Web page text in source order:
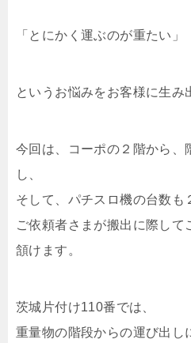
「とにかく運ぶのが重たい」
というお悩みをお客様に生み
今回は、コーポの２階から、
し、
そして、パチスロ機の台数も
ご依頼者さまが搬出に際して
頷けます。
茨城片付け110番では、
重量物の階段からの運び出し